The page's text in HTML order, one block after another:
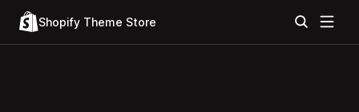
Shopify Theme Store